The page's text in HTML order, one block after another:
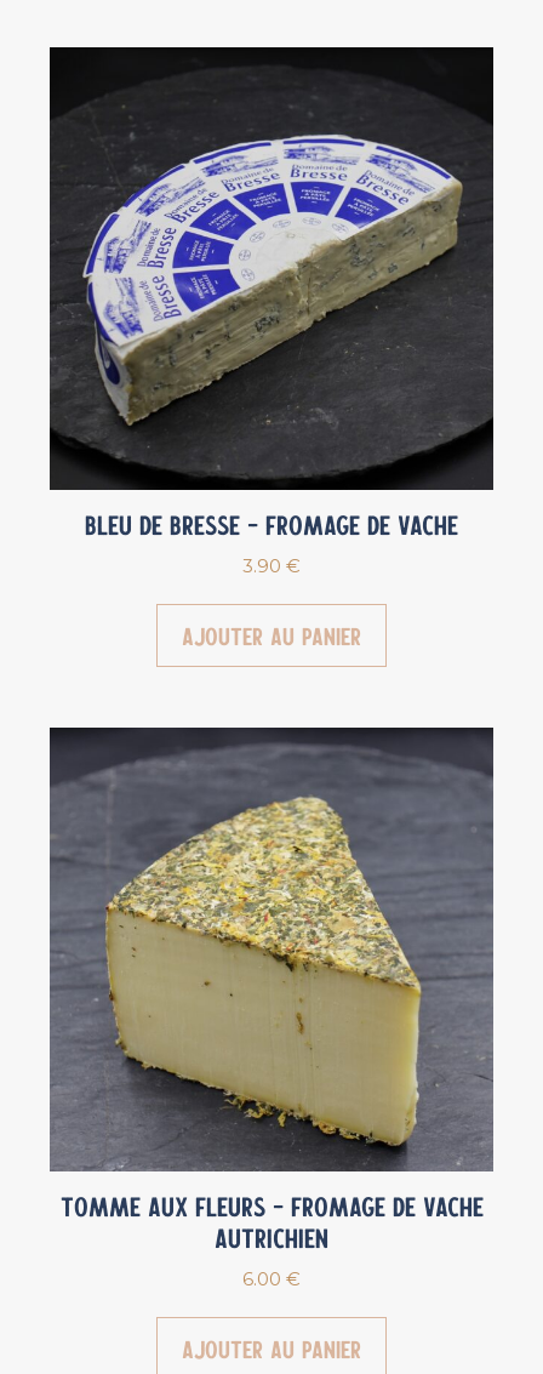
Bleu de Bresse – Fromage de vache
3.90 €
Ajouter au panier
Tomme aux fleurs – Fromage de vache
Autrichien
6.00 €
Ajouter au panier